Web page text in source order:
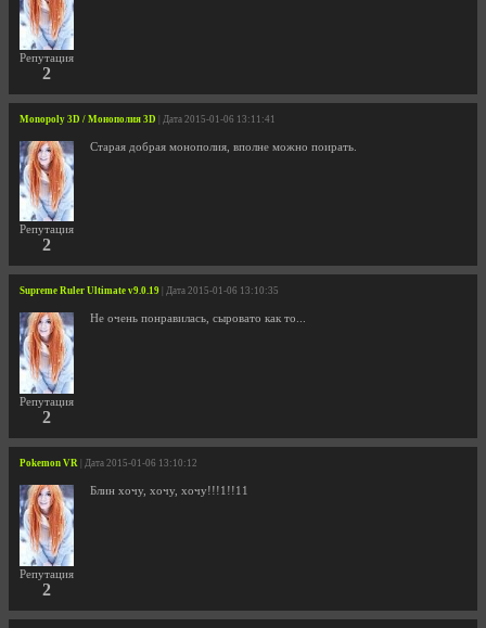
Репутация
2
Monopoly 3D / Монополия 3D | Дата 2015-01-06 13:11:41
Репутация
2
Старая добрая монополия, вполне можно поирать.
Supreme Ruler Ultimate v9.0.19 | Дата 2015-01-06 13:10:35
Репутация
2
Не очень понравилась, сыровато как то...
Pokemon VR | Дата 2015-01-06 13:10:12
Репутация
2
Блин хочу, хочу, хочу!!!1!!11